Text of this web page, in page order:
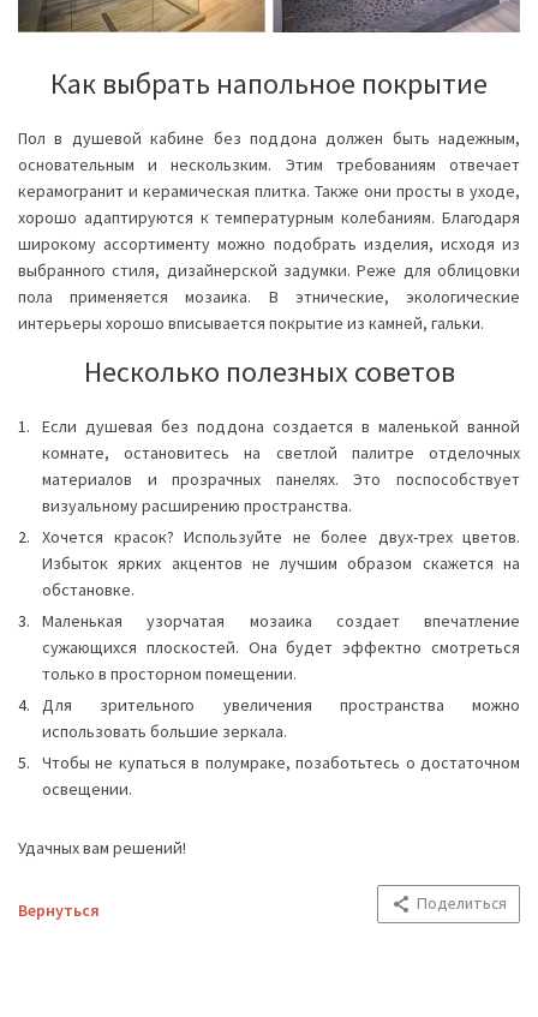
Как выбрать напольное покрытие
Пол в душевой кабине без поддона должен быть надежным,
основательным и нескользким. Этим требованиям отвечает
керамогранит и керамическая плитка. Также они просты в уходе,
хорошо адаптируются к температурным колебаниям. Благодаря
широкому ассортименту можно подобрать изделия, исходя из
выбранного стиля, дизайнерской задумки. Реже для облицовки
пола применяется мозаика. В этнические, экологические
интерьеры хорошо вписывается покрытие из камней, гальки.
Несколько полезных советов
Если душевая без поддона создается в маленькой ванной
комнате, остановитесь на светлой палитре отделочных
материалов и прозрачных панелях. Это поспособствует
визуальному расширению пространства.
Хочется красок? Используйте не более двух-трех цветов.
Избыток ярких акцентов не лучшим образом скажется на
обстановке.
Маленькая узорчатая мозаика создает впечатление
сужающихся плоскостей. Она будет эффектно смотреться
только в просторном помещении.
Для зрительного увеличения пространства можно
использовать большие зеркала.
Чтобы не купаться в полумраке, позаботьтесь о достаточном
освещении.
Удачных вам решений!
Вернуться Поделиться